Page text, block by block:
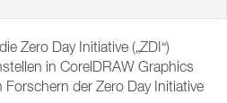
Zero Day Initiative („ZDI“)
in CorelDRAW Graphics
der Zero Day Initiative